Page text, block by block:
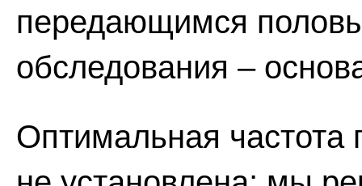
передающимся
обследования –
Оптимальная частота